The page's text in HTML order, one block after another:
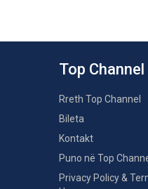
Top Channel
Rreth Top Channel
Bileta
Kontakt
Puno në Top
Privacy Policy &